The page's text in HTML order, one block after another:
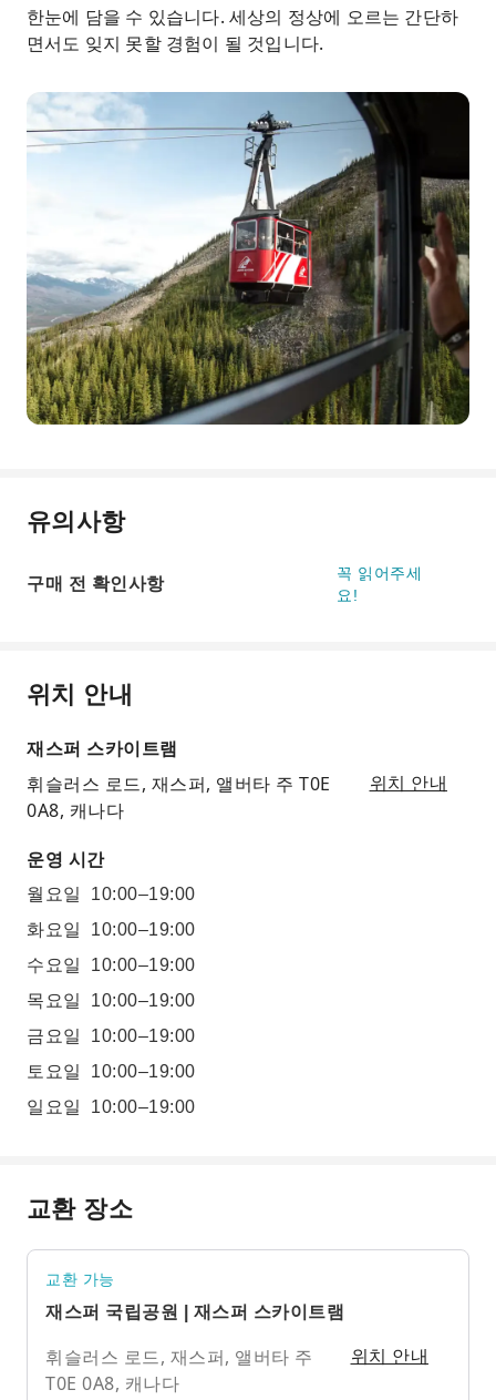
한눈에 담을 수 있습니다. 세상의 정상에 오르는 간단하
면서도 잊지 못할 경험이 될 것입니다.
유의사항
구매 전 확인사항
꼭 읽어주세
요!
위치 안내
재스퍼 스카이트램
휘슬러스 로드, 재스퍼, 앨버타 주 T0E
0A8, 캐나다
위치 안내
운영 시간
월요일
10:00–19:00
화요일
10:00–19:00
수요일
10:00–19:00
목요일
10:00–19:00
금요일
10:00–19:00
토요일
10:00–19:00
일요일
10:00–19:00
교환 장소
교환 가능
재스퍼 국립공원 | 재스퍼 스카이트램
휘슬러스 로드, 재스퍼, 앨버타 주
T0E 0A8, 캐나다
위치 안내